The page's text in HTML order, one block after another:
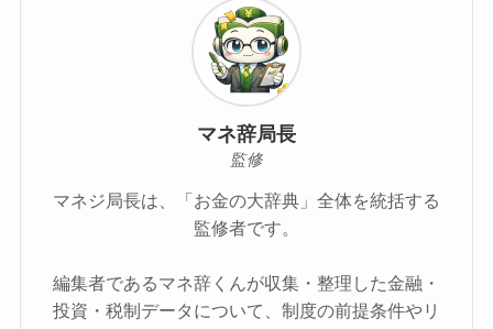
マネ辞局長
監修
マネジ局長は、「お金の大辞典」全体を統括する
監修者です。
編集者であるマネ辞くんが収集・整理した金融・
投資・税制データについて、制度の前提条件やリ